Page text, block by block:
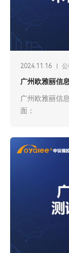
2024.11.16 公
广州欧雅丽信
广州欧雅丽信
面：